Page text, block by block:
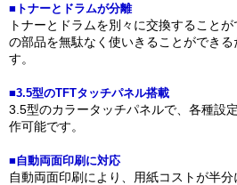
■トナーとドラムが分離
トナーとドラムを別々に交換すること
の部品を無駄なく使いきることができ
す。
■3.5型のTFTタッチパネル搭載
3.5型のカラータッチパネルで、各種設
作可能です。
■自動両面印刷に対応
自動両面印刷により、用紙コストが半分